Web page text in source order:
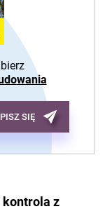
SIĘ
kontrola z